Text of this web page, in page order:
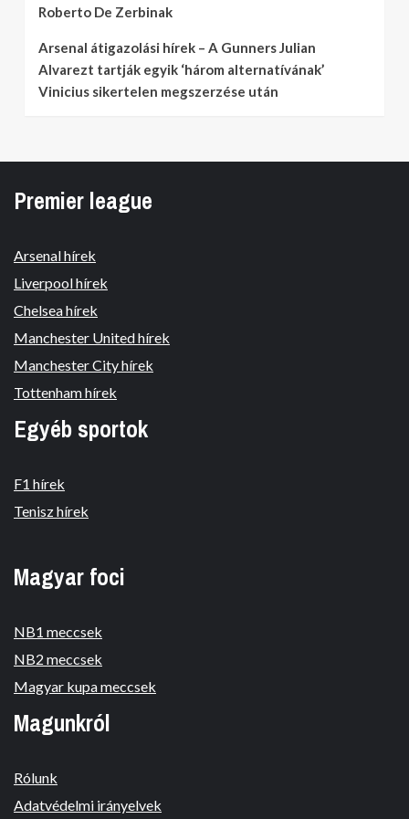
Roberto De Zerbinak
Arsenal átigazolási hírek – A Gunners Julian
Alvarezt tartják egyik ‘három alternatívának’
Vinicius sikertelen megszerzése után
Premier league
Arsenal hírek
Liverpool hírek
Chelsea hírek
Manchester United hírek
Manchester City hírek
Tottenham hírek
Egyéb sportok
F1 hírek
Tenisz hírek
Magyar foci
NB1 meccsek
NB2 meccsek
Magyar kupa meccsek
Magunkról
Rólunk
Adatvédelmi irányelvek